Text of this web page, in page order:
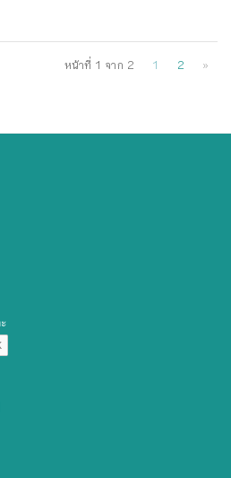
หน้าที่ 1 จาก 2 1 2 »